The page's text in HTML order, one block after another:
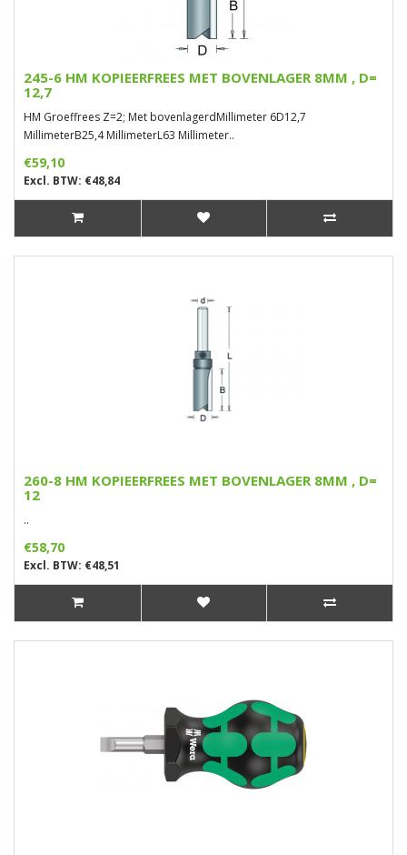
245-6 HM KOPIEERFREES MET BOVENLAGER 8MM , D=
12,7
HM Groeffrees Z=2; Met bovenlagerdMillimeter 6D12,7
MillimeterB25,4 MillimeterL63 Millimeter..
€59,10
Excl. BTW: €48,84
260-8 HM KOPIEERFREES MET BOVENLAGER 8MM , D=
12
..
€58,70
Excl. BTW: €48,51